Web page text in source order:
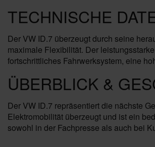
TECHNISCHE
Der VW ID.7 überzeugt durch seine
maximale Flexibilität. Der
fortschrittliches Fahrwerksystem, eine
ÜBERBLICK &
Der VW ID.7 repräsentiert die nächste
Elektromobilität überzeugt und ist ein
sowohl in der Fachpresse als auch bei